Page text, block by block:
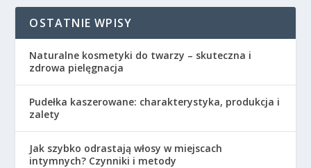
OSTATNIE WPISY
Naturalne kosmetyki do twarzy – skuteczna i
zdrowa pielęgnacja
Pudełka kaszerowane: charakterystyka, produkcja i
zalety
Jak szybko odrastają włosy w miejscach
intymnych? Czynniki i metody